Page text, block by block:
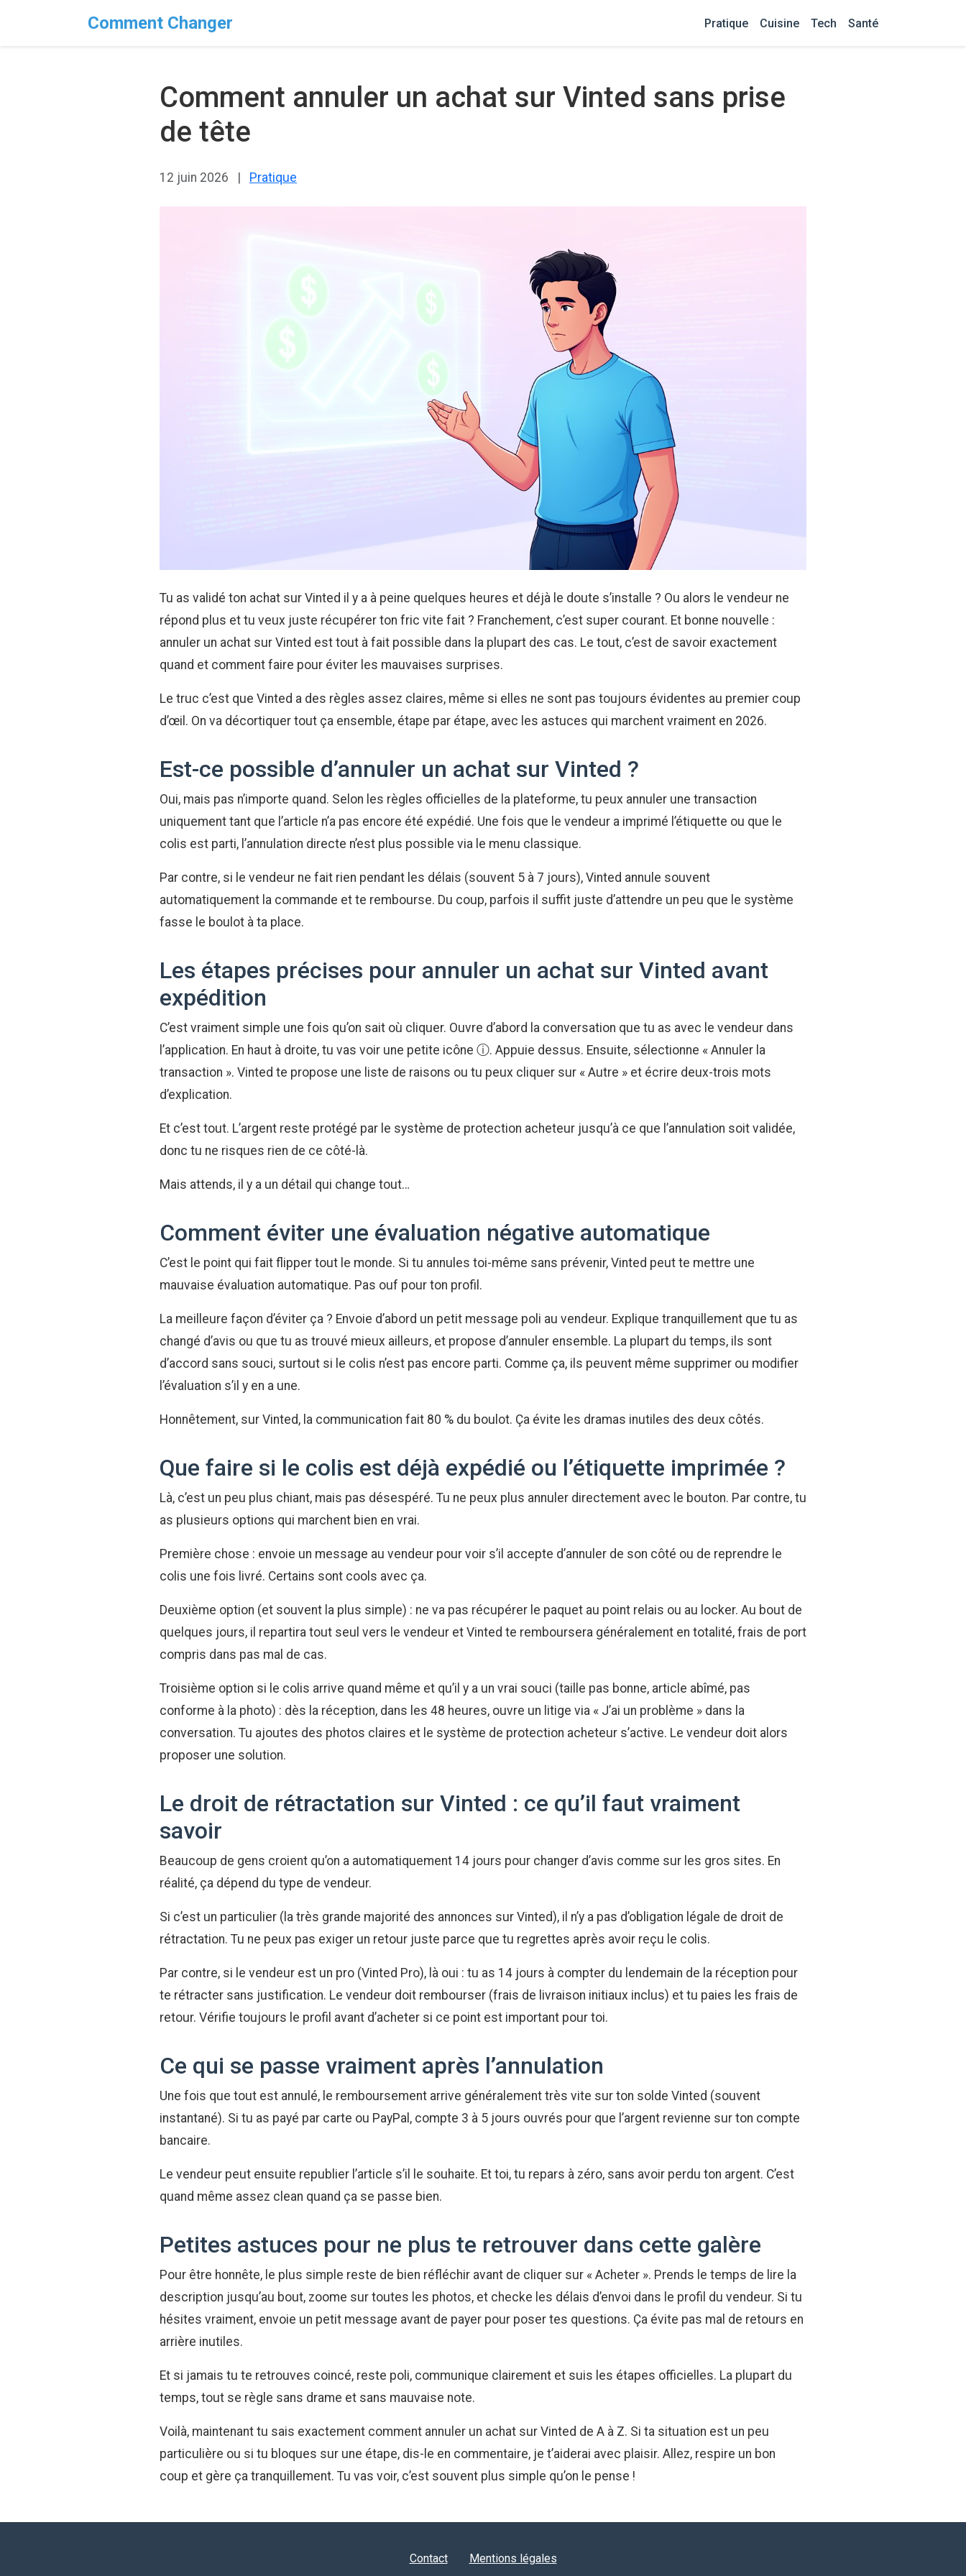
Comment Changer Pratique Cuisine Tech Santé
Comment annuler un achat sur Vinted sans prise
de tête
12 juin 2026 Pratique
Tu as validé ton achat sur Vinted il y a à peine quelques heures et déjà le doute s’installe ? Ou alors le vendeur ne
répond plus et tu veux juste récupérer ton fric vite fait ? Franchement, c’est super courant. Et bonne nouvelle :
annuler un achat sur Vinted est tout à fait possible dans la plupart des cas. Le tout, c’est de savoir exactement
quand et comment faire pour éviter les mauvaises surprises.
Le truc c’est que Vinted a des règles assez claires, même si elles ne sont pas toujours évidentes au premier coup
d’œil. On va décortiquer tout ça ensemble, étape par étape, avec les astuces qui marchent vraiment en 2026.
Est-ce possible d’annuler un achat sur Vinted ?
Oui, mais pas n’importe quand. Selon les règles officielles de la plateforme, tu peux annuler une transaction
uniquement tant que l’article n’a pas encore été expédié. Une fois que le vendeur a imprimé l’étiquette ou que le
colis est parti, l’annulation directe n’est plus possible via le menu classique.
Par contre, si le vendeur ne fait rien pendant les délais (souvent 5 à 7 jours), Vinted annule souvent
automatiquement la commande et te rembourse. Du coup, parfois il suffit juste d’attendre un peu que le système
fasse le boulot à ta place.
Les étapes précises pour annuler un achat sur Vinted avant
expédition
C’est vraiment simple une fois qu’on sait où cliquer. Ouvre d’abord la conversation que tu as avec le vendeur dans
l’application. En haut à droite, tu vas voir une petite icône ⓘ. Appuie dessus. Ensuite, sélectionne « Annuler la
transaction ». Vinted te propose une liste de raisons ou tu peux cliquer sur « Autre » et écrire deux-trois mots
d’explication.
Et c’est tout. L’argent reste protégé par le système de protection acheteur jusqu’à ce que l’annulation soit validée,
donc tu ne risques rien de ce côté-là.
Mais attends, il y a un détail qui change tout…
Comment éviter une évaluation négative automatique
C’est le point qui fait flipper tout le monde. Si tu annules toi-même sans prévenir, Vinted peut te mettre une
mauvaise évaluation automatique. Pas ouf pour ton profil.
La meilleure façon d’éviter ça ? Envoie d’abord un petit message poli au vendeur. Explique tranquillement que tu as
changé d’avis ou que tu as trouvé mieux ailleurs, et propose d’annuler ensemble. La plupart du temps, ils sont
d’accord sans souci, surtout si le colis n’est pas encore parti. Comme ça, ils peuvent même supprimer ou modifier
l’évaluation s’il y en a une.
Honnêtement, sur Vinted, la communication fait 80 % du boulot. Ça évite les dramas inutiles des deux côtés.
Que faire si le colis est déjà expédié ou l’étiquette imprimée ?
Là, c’est un peu plus chiant, mais pas désespéré. Tu ne peux plus annuler directement avec le bouton. Par contre, tu
as plusieurs options qui marchent bien en vrai.
Première chose : envoie un message au vendeur pour voir s’il accepte d’annuler de son côté ou de reprendre le
colis une fois livré. Certains sont cools avec ça.
Deuxième option (et souvent la plus simple) : ne va pas récupérer le paquet au point relais ou au locker. Au bout de
quelques jours, il repartira tout seul vers le vendeur et Vinted te remboursera généralement en totalité, frais de port
compris dans pas mal de cas.
Troisième option si le colis arrive quand même et qu’il y a un vrai souci (taille pas bonne, article abîmé, pas
conforme à la photo) : dès la réception, dans les 48 heures, ouvre un litige via « J’ai un problème » dans la
conversation. Tu ajoutes des photos claires et le système de protection acheteur s’active. Le vendeur doit alors
proposer une solution.
Le droit de rétractation sur Vinted : ce qu’il faut vraiment
savoir
Beaucoup de gens croient qu’on a automatiquement 14 jours pour changer d’avis comme sur les gros sites. En
réalité, ça dépend du type de vendeur.
Si c’est un particulier (la très grande majorité des annonces sur Vinted), il n’y a pas d’obligation légale de droit de
rétractation. Tu ne peux pas exiger un retour juste parce que tu regrettes après avoir reçu le colis.
Par contre, si le vendeur est un pro (Vinted Pro), là oui : tu as 14 jours à compter du lendemain de la réception pour
te rétracter sans justification. Le vendeur doit rembourser (frais de livraison initiaux inclus) et tu paies les frais de
retour. Vérifie toujours le profil avant d’acheter si ce point est important pour toi.
Ce qui se passe vraiment après l’annulation
Une fois que tout est annulé, le remboursement arrive généralement très vite sur ton solde Vinted (souvent
instantané). Si tu as payé par carte ou PayPal, compte 3 à 5 jours ouvrés pour que l’argent revienne sur ton compte
bancaire.
Le vendeur peut ensuite republier l’article s’il le souhaite. Et toi, tu repars à zéro, sans avoir perdu ton argent. C’est
quand même assez clean quand ça se passe bien.
Petites astuces pour ne plus te retrouver dans cette galère
Pour être honnête, le plus simple reste de bien réfléchir avant de cliquer sur « Acheter ». Prends le temps de lire la
description jusqu’au bout, zoome sur toutes les photos, et checke les délais d’envoi dans le profil du vendeur. Si tu
hésites vraiment, envoie un petit message avant de payer pour poser tes questions. Ça évite pas mal de retours en
arrière inutiles.
Et si jamais tu te retrouves coincé, reste poli, communique clairement et suis les étapes officielles. La plupart du
temps, tout se règle sans drame et sans mauvaise note.
Voilà, maintenant tu sais exactement comment annuler un achat sur Vinted de A à Z. Si ta situation est un peu
particulière ou si tu bloques sur une étape, dis-le en commentaire, je t’aiderai avec plaisir. Allez, respire un bon
coup et gère ça tranquillement. Tu vas voir, c’est souvent plus simple qu’on le pense !
Contact Mentions légales